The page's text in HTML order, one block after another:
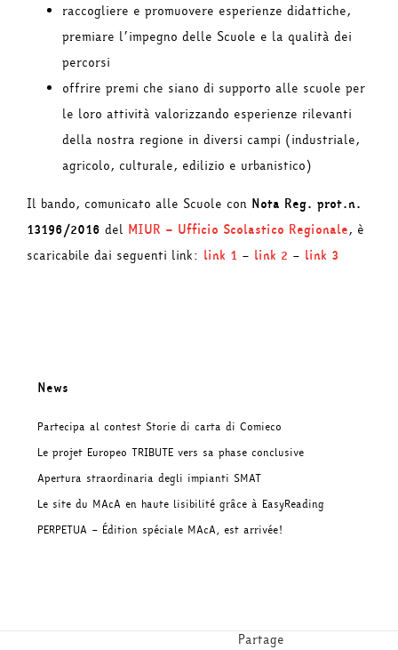
raccogliere e promuovere esperienze didattiche,
premiare l’impegno delle Scuole e la qualità dei
percorsi
offrire premi che siano di supporto alle scuole per
le loro attività valorizzando esperienze rilevanti
della nostra regione in diversi campi (industriale,
agricolo, culturale, edilizio e urbanistico)
Il bando, comunicato alle Scuole con Nota Reg. prot.n.
13196/2016 del MIUR – Ufficio Scolastico Regionale, è
scaricabile dai seguenti link: link 1 – link 2 – link 3
News
Partecipa al contest Storie di carta di Comieco
Le projet Europeo TRIBUTE vers sa phase conclusive
Apertura straordinaria degli impianti SMAT
Le site du MAcA en haute lisibilité grâce à EasyReading
PERPETUA – Édition spéciale MAcA, est arrivée!
Partage